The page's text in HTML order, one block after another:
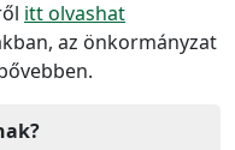
itt olvashat
az önkormányzat